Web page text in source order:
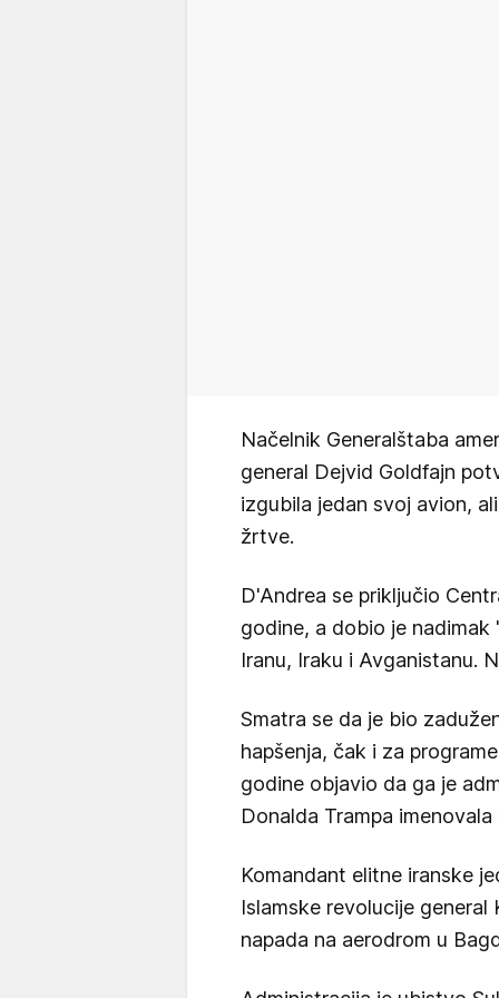
Načelnik Generalštaba
general Dejvid Goldfajn
izgubila jedan svoj avion,
žrtve.
D'Andrea se priključio
godine, a dobio je
Iranu, Iraku i Avganistanu.
Smatra se da je bio
hapšenja, čak i za
godine objavio da ga je
Donalda Trampa
Komandant elitne iranske
Islamske revolucije general
napada na aerodrom u